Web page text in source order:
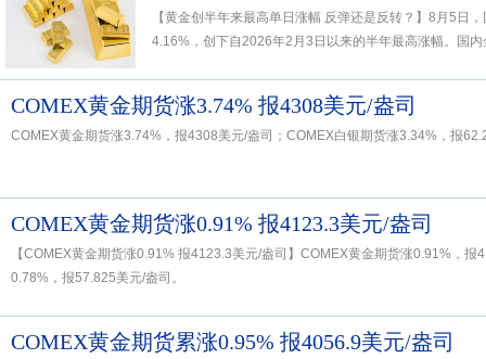
【黄金创半年来最高单日涨幅 反弹还是反转？】8月5日
4.16%，创下自2026年2月3日以来的半年最高涨幅。国
COMEX黄金期货涨3.74% 报4308美元/盎司
COMEX黄金期货涨3.74%，报4308美元/盎司；COMEX白银期货涨3.34%，报
COMEX黄金期货涨0.91% 报4123.3美元/盎司
【COMEX黄金期货涨0.91% 报4123.3美元/盎司】COMEX黄金期货涨0.91%，
0.78%，报57.825美元/盎司。
COMEX黄金期货累涨0.95% 报4056.9美元/盎司